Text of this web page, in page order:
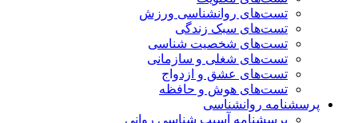
تست‌های روانشناسی ورزش
تست‌های سبک زندگی
تست‌های شخصیت شناسی
تست‌های شغلی و سازمانی
تست‌های عشق و ازدواج
تست‌های هوش و حافظه
پرسشنامه روانشناسی
پرسشنامه آسیب شناسی روانی